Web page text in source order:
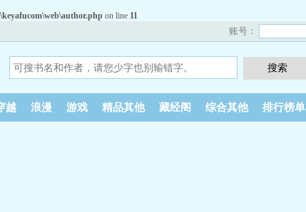
on line 11
账号：
越 浪漫 游戏 精品其他 藏经阁 综合其他 排行榜单